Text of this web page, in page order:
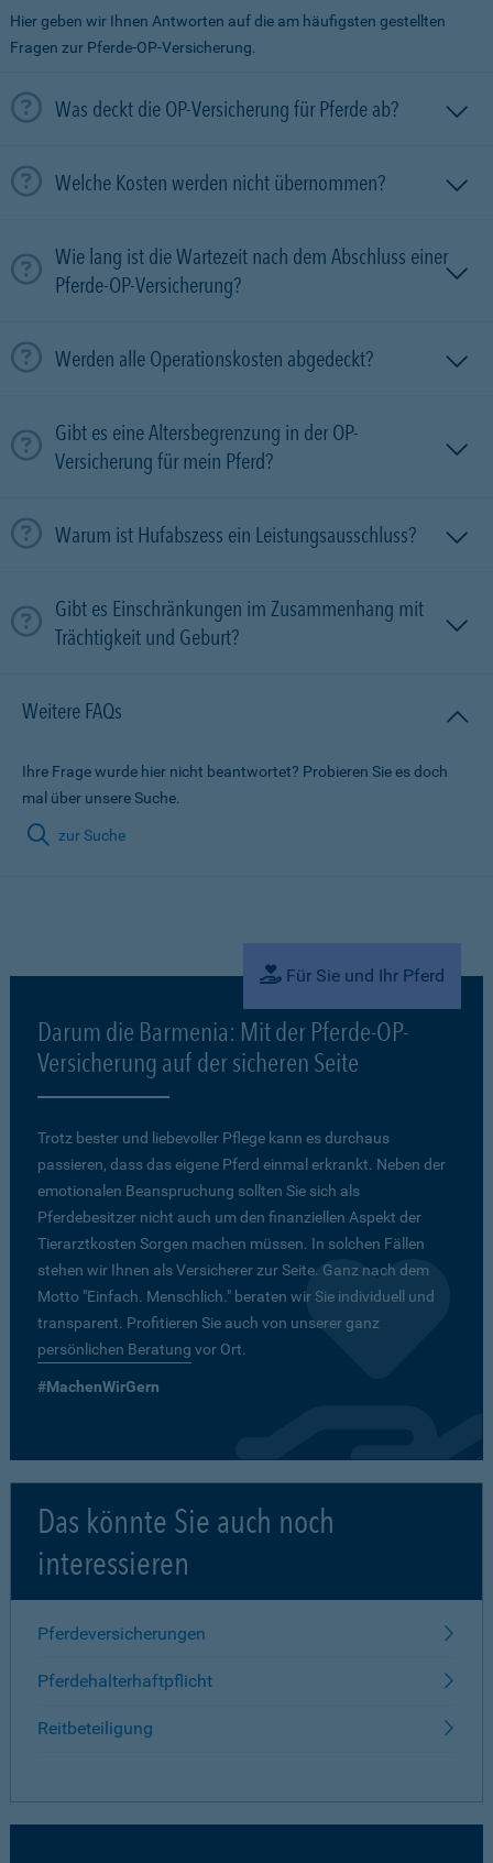
Hier geben wir Ihnen Antworten auf die am häufigsten gestellten
Fragen zur Pferde-OP-Versicherung.
Was deckt die OP-Versicherung für Pferde ab?
Welche Kosten werden nicht übernommen?
Wie lang ist die Wartezeit nach dem Abschluss einer
Pferde-OP-Versicherung?
Werden alle Operationskosten abgedeckt?
Gibt es eine Altersbegrenzung in der OP-
Versicherung für mein Pferd?
Warum ist Hufabszess ein Leistungsausschluss?
Gibt es Einschränkungen im Zusammenhang mit
Trächtigkeit und Geburt?
Weitere FAQs
Ihre Frage wurde hier nicht beantwortet? Probieren Sie es doch
mal über unsere Suche.
zur Suche
Für Sie und Ihr Pferd
Darum die Barmenia: Mit der Pferde-OP-
Versicherung auf der sicheren Seite
Trotz bester und liebevoller Pflege kann es durchaus
passieren, dass das eigene Pferd einmal erkrankt. Neben der
emotionalen Beanspruchung sollten Sie sich als
Pferdebesitzer nicht auch um den finanziellen Aspekt der
Tierarztkosten Sorgen machen müssen. In solchen Fällen
stehen wir Ihnen als Versicherer zur Seite. Ganz nach dem
Motto "Einfach. Menschlich." beraten wir Sie individuell und
transparent. Profitieren Sie auch von unserer ganz
persönlichen Beratung vor Ort.
#MachenWirGern
Das könnte Sie auch noch
interessieren
Pferdeversicherungen
Pferdehalterhaftpflicht
Reitbeteiligung